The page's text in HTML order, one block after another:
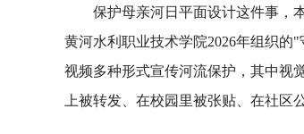
保护母亲河日平面设计这件事，
黄河水利职业技术学院2026年组织的
视频多种形式宣传河流保护，其中视
上被转发、在校园里被张贴、在社